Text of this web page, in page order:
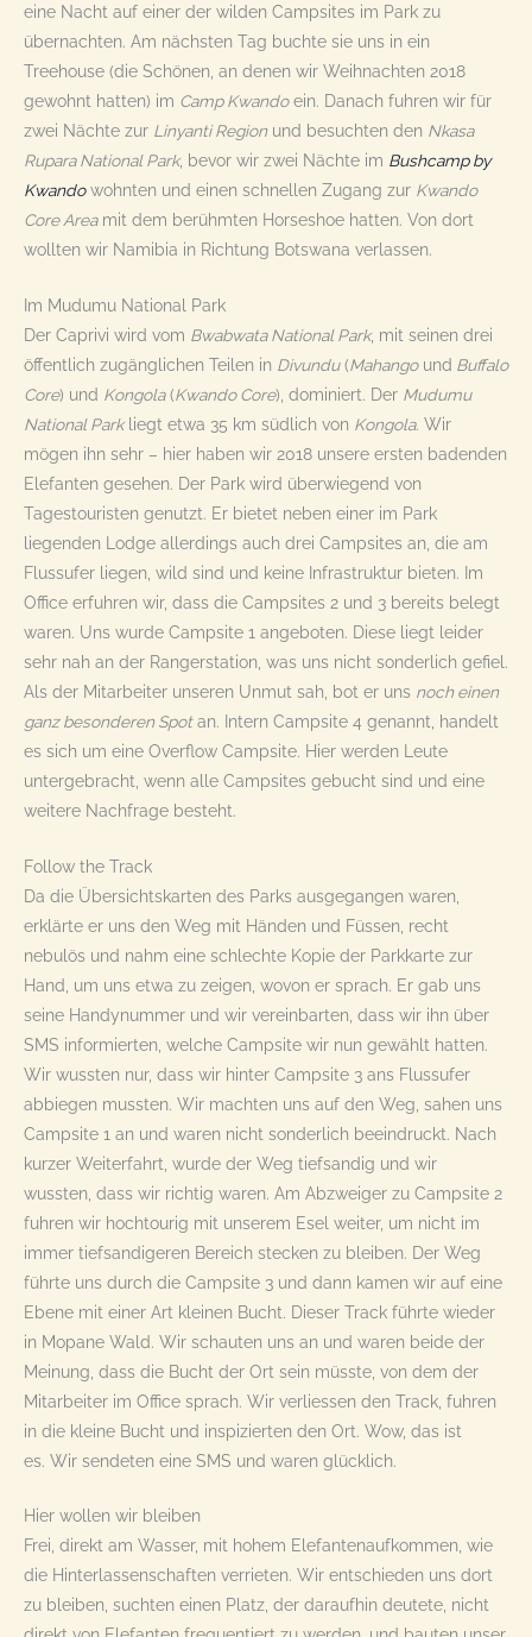
eine Nacht auf einer der wilden Campsites im Park zu
übernachten. Am nächsten Tag buchte sie uns in ein
Treehouse (die Schönen, an denen wir Weihnachten 2018
gewohnt hatten) im Camp Kwandoein. Danach fuhren wir für
zwei Nächte zur Linyanti Regionund besuchten den Nkasa
Rupara National Park, bevor wir zwei Nächte im Bushcamp by
Kwandowohnten und einen schnellen Zugang zur Kwando
Core Areamit dem berühmten Horseshoe hatten. Von dort
wollten wir Namibia in Richtung Botswana verlassen.
Im Mudumu National Park
Der Caprivi wird vom Bwabwata National Park, mit seinen drei
öffentlich zugänglichen Teilen in Divundu(Mahangound Buffalo
Core) und Kongola(Kwando Core), dominiert. Der Mudumu
National Parkliegt etwa 35 km südlich von Kongola. Wir
mögen ihn sehr – hier haben wir 2018 unsere ersten badenden
Elefanten gesehen. Der Park wird überwiegend von
Tagestouristen genutzt. Er bietet neben einer im Park
liegenden Lodge allerdings auch drei Campsites an, die am
Flussufer liegen, wild sind und keine Infrastruktur bieten. Im
Office erfuhren wir, dass die Campsites 2 und 3 bereits belegt
waren. Uns wurde Campsite 1 angeboten. Diese liegt leider
sehr nah an der Rangerstation, was uns nicht sonderlich gefiel.
Als der Mitarbeiter unseren Unmut sah, bot er uns noch einen
ganz besonderen Spotan. Intern Campsite 4 genannt, handelt
es sich um eine Overflow Campsite. Hier werden Leute
untergebracht, wenn alle Campsites gebucht sind und eine
weitere Nachfrage besteht.
Follow the Track
Da die Übersichtskarten des Parks ausgegangen waren,
erklärte er uns den Weg mit Händen und Füssen, recht
nebulös und nahm eine schlechte Kopie der Parkkarte zur
Hand, um uns etwa zu zeigen, wovon er sprach. Er gab uns
seine Handynummer und wir vereinbarten, dass wir ihn über
SMS informierten, welche Campsite wir nun gewählt hatten.
Wir wussten nur, dass wir hinter Campsite 3 ans Flussufer
abbiegen mussten. Wir machten uns auf den Weg, sahen uns
Campsite 1 an und waren nicht sonderlich beeindruckt. Nach
kurzer Weiterfahrt, wurde der Weg tiefsandig und wir
wussten, dass wir richtig waren. Am Abzweiger zu Campsite 2
fuhren wir hochtourig mit unserem Esel weiter, um nicht im
immer tiefsandigeren Bereich stecken zu bleiben. Der Weg
führte uns durch die Campsite 3 und dann kamen wir auf eine
Ebene mit einer Art kleinen Bucht. Dieser Track führte wieder
in Mopane Wald. Wir schauten uns an und waren beide der
Meinung, dass die Bucht der Ort sein müsste, von dem der
Mitarbeiter im Office sprach. Wir verliessen den Track, fuhren
in die kleine Bucht und inspizierten den Ort. Wow, das ist
es. Wir sendeten eine SMS und waren glücklich.
Hier wollen wir bleiben
Frei, direkt am Wasser, mit hohem Elefantenaufkommen, wie
die Hinterlassenschaften verrieten. Wir entschieden uns dort
zu bleiben, suchten einen Platz, der daraufhin deutete, nicht